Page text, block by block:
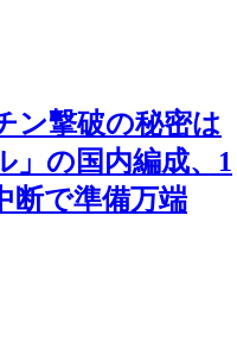
ン撃破の秘密は
」の国内編成、1
断で準備万端